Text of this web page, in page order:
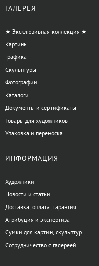
ГАЛЕРЕЯ
★ Эксклюзивная коллекция ★
Картины
Графика
Скульптуры
Фотографии
Каталоги
Документы и сертификаты
Товары для художников
Упаковка и переноска
ИНФОРМАЦИЯ
Художники
Новости и статьи
Доставка, оплата, гарантия
Атрибуция и экспертиза
Сумки для картин, скульптур
Сотрудничество с галереей